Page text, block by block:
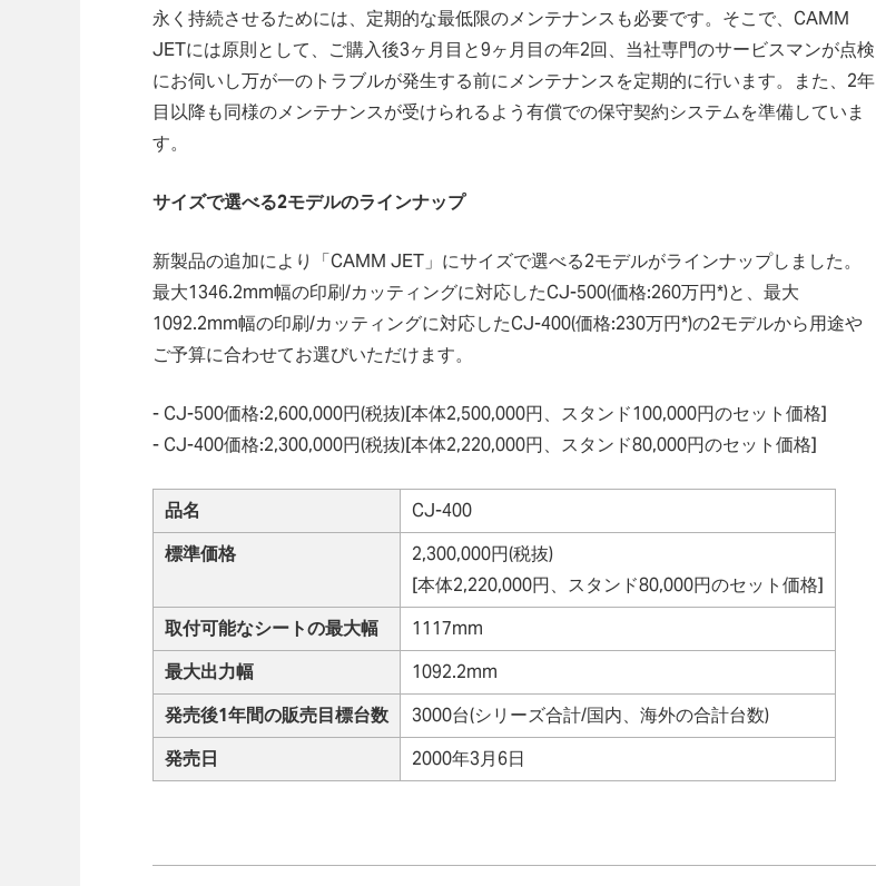
永く持続させるためには、定期的な最低限のメンテナンスも必要です。そこで、CAMM
JETには原則として、ご購入後3ヶ月目と9ヶ月目の年2回、当社専門のサービスマンが点検
にお伺いし万が一のトラブルが発生する前にメンテナンスを定期的に行います。また、2年
目以降も同様のメンテナンスが受けられるよう有償での保守契約システムを準備していま
す。
サイズで選べる2モデルのラインナップ
新製品の追加により「CAMM JET」にサイズで選べる2モデルがラインナップしました。
最大1346.2mm幅の印刷/カッティングに対応したCJ-500(価格:260万円*)と、最大
1092.2mm幅の印刷/カッティングに対応したCJ-400(価格:230万円*)の2モデルから用途や
ご予算に合わせてお選びいただけます。
- CJ-500価格:2,600,000円(税抜)[本体2,500,000円、スタンド100,000円のセット価格]
- CJ-400価格:2,300,000円(税抜)[本体2,220,000円、スタンド80,000円のセット価格]
品名
CJ-400
標準価格
2,300,000円(税抜)
[本体2,220,000円、スタンド80,000円のセット価格]
取付可能なシートの最大幅
1117mm
最大出力幅
1092.2mm
発売後1年間の販売目標台数
3000台(シリーズ合計/国内、海外の合計台数)
発売日
2000年3月6日